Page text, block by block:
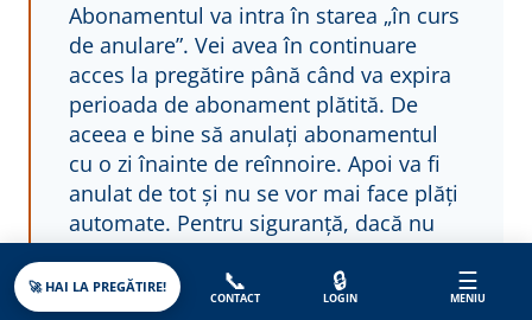
Abonamentul va intra în starea „în curs
de anulare”. Vei avea în continuare
acces la pregătire până când va expira
perioada de abonament plătită. De
aceea e bine să anulați abonamentul
cu o zi înainte de reînnoire. Apoi va fi
anulat de tot și nu se vor mai face plăți
automate. Pentru siguranță, dacă nu
mai aveți deloc nevoie de serviciile
noastre, dumneavoastră, vă recomand
să ștergeți metoda de plată (datele
🚀 HAI LA PREGĂTIRE! 📞
CONTACT
🔒
LOGIN
☰
MENIU